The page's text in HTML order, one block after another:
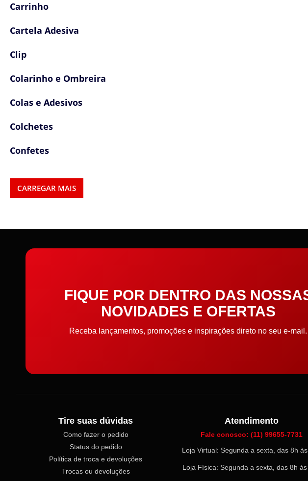
Carrinho
Cartela Adesiva
Clip
Colarinho e Ombreira
Colas e Adesivos
Colchetes
Confetes
Cordões
Correntes
Embalagens
Entretela e Manta Acrílica
Etiquetas e Embalagens
CARREGAR MAIS
FIQUE POR DENTRO DAS
NOVIDADES E OFERTAS
Receba lançamentos, promoções e inspirações direto no seu e-mail.
Tire suas dúvidas
Como fazer o pedido
Status do pedido
Política de troca e devoluções
Trocas ou devoluções
Atendimento
Fale conosco: (11) 99655-7731
Loja Virtual: Segunda a sexta, das 8h
Loja Física: Segunda a sexta, das 8h